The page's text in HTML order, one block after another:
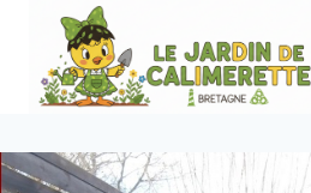
contenu